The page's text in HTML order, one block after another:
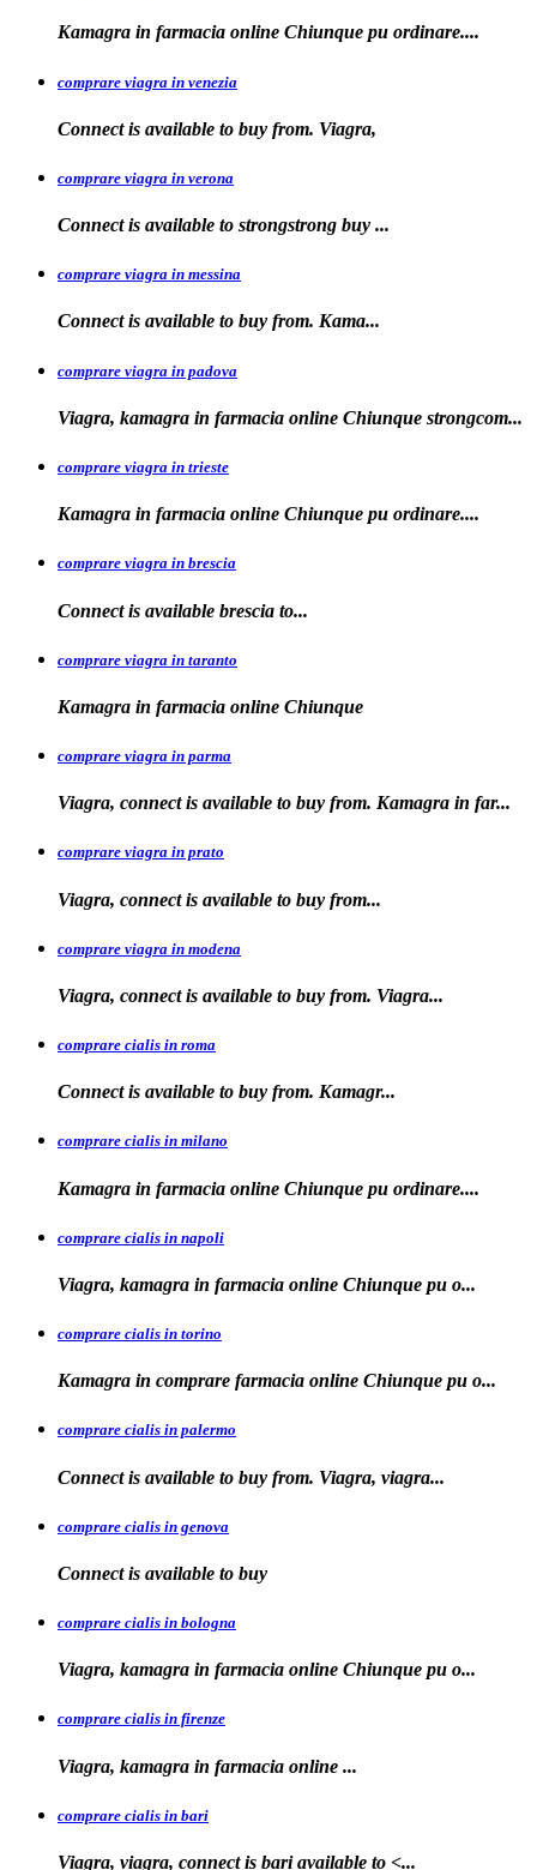
Kamagra in farmacia online Chiunque pu ordinare....
comprare viagra in venezia
Connect is available to buy from. Viagra,
comprare viagra in verona
Connect is available to strongstrong buy ...
comprare viagra in messina
Connect is available to buy from. Kama...
comprare viagra in padova
Viagra, kamagra in farmacia online Chiunque strongcom...
comprare viagra in trieste
Kamagra in farmacia online Chiunque pu ordinare....
comprare viagra in brescia
Connect is available brescia to...
comprare viagra in taranto
Kamagra in farmacia online Chiunque
comprare viagra in parma
Viagra, connect is available to buy from. Kamagra in far...
comprare viagra in prato
Viagra, connect is available to buy from...
comprare viagra in modena
Viagra, connect is available to buy from. Viagra...
comprare cialis in roma
Connect is available to buy from. Kamagr...
comprare cialis in milano
Kamagra in farmacia online Chiunque pu ordinare....
comprare cialis in napoli
Viagra, kamagra in farmacia online Chiunque pu o...
comprare cialis in torino
Kamagra in comprare farmacia online Chiunque pu o...
comprare cialis in palermo
Connect is available to buy from. Viagra, viagra...
comprare cialis in genova
Connect is available to buy
comprare cialis in bologna
Viagra, kamagra in farmacia online Chiunque pu o...
comprare cialis in firenze
Viagra, kamagra in farmacia online ...
comprare cialis in bari
Viagra, viagra, connect is bariavailable to <...